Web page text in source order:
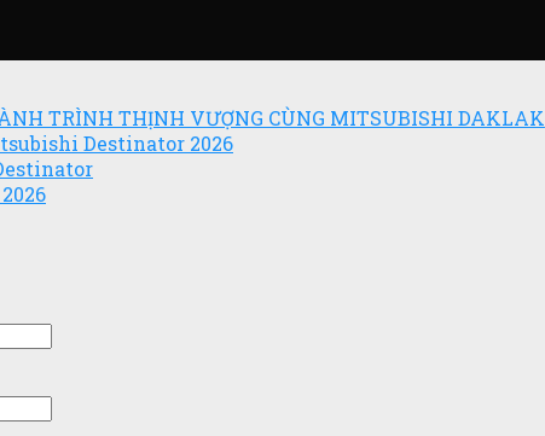
TRÌNH THỊNH VƯỢNG CÙNG MITSUBISHI DAKLAK
Destinator 2026